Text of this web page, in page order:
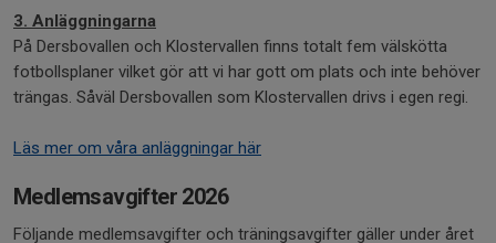
3. Anläggningarna
På Dersbovallen och Klostervallen finns totalt fem välskötta
fotbollsplaner vilket gör att vi har gott om plats och inte behöver
trängas. Såväl Dersbovallen som Klostervallen drivs i egen regi.
Läs mer om våra anläggningar här
Medlemsavgifter 2026
Följande medlemsavgifter och träningsavgifter gäller under året